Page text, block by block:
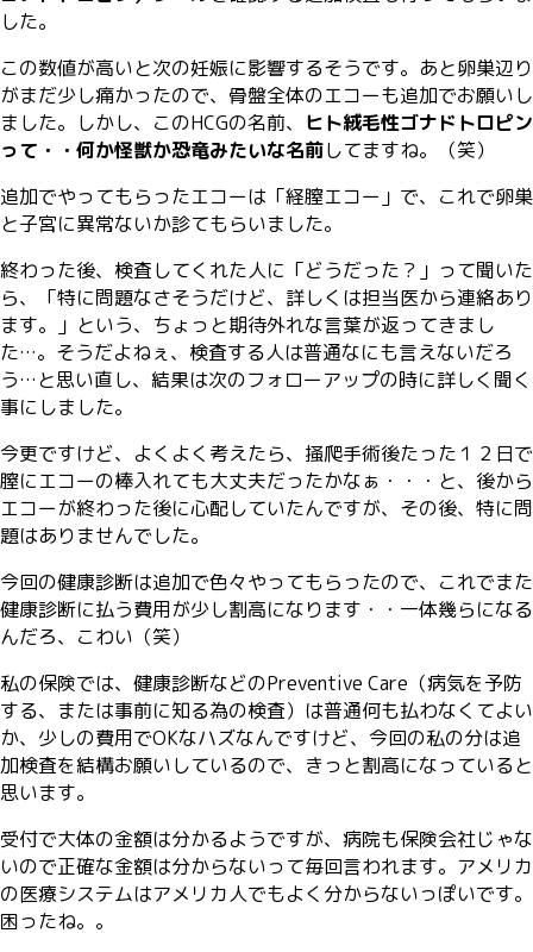
した。
この数値が高いと次の妊娠に影響するそうです。あと卵巣辺り
がまだ少し痛かったので、骨盤全体のエコーも追加でお願いし
ました。しかし、このHCGの名前、 ヒト絨毛性ゴナドトロピン
って・・何か怪獣か恐竜みたいな名前してますね。（笑）
追加でやってもらったエコーは「経膣エコー」で、これで卵巣
と子宮に異常ないか診てもらいました。
終わった後、検査してくれた人に「どうだった？」って聞いた
ら、「特に問題なさそうだけど、詳しくは担当医から連絡あり
ます。」という、ちょっと期待外れな言葉が返ってきまし
た…。そうだよねぇ、検査する人は普通なにも言えないだろ
う…と思い直し、結果は次のフォローアップの時に詳しく聞く
事にしました。
今更ですけど、よくよく考えたら、掻爬手術後たった１２日で
膣にエコーの棒入れても大丈夫だったかなぁ・・・と、後から
エコーが終わった後に心配していたんですが、その後、特に問
題はありませんでした。
今回の健康診断は追加で色々やってもらったので、これでまた
健康診断に払う費用が少し割高になります・・一体幾らになる
んだろ、こわい（笑）
私の保険では、健康診断などのPreventive Care（病気を予防
する、または事前に知る為の検査）は普通何も払わなくてよい
か、少しの費用でOKなハズなんですけど、今回の私の分は追
加検査を結構お願いしているので、きっと割高になっていると
思います。
受付で大体の金額は分かるようですが、病院も保険会社じゃな
いので正確な金額は分からないって毎回言われます。アメリカ
の医療システムはアメリカ人でもよく分からないっぽいです。
困ったね。。